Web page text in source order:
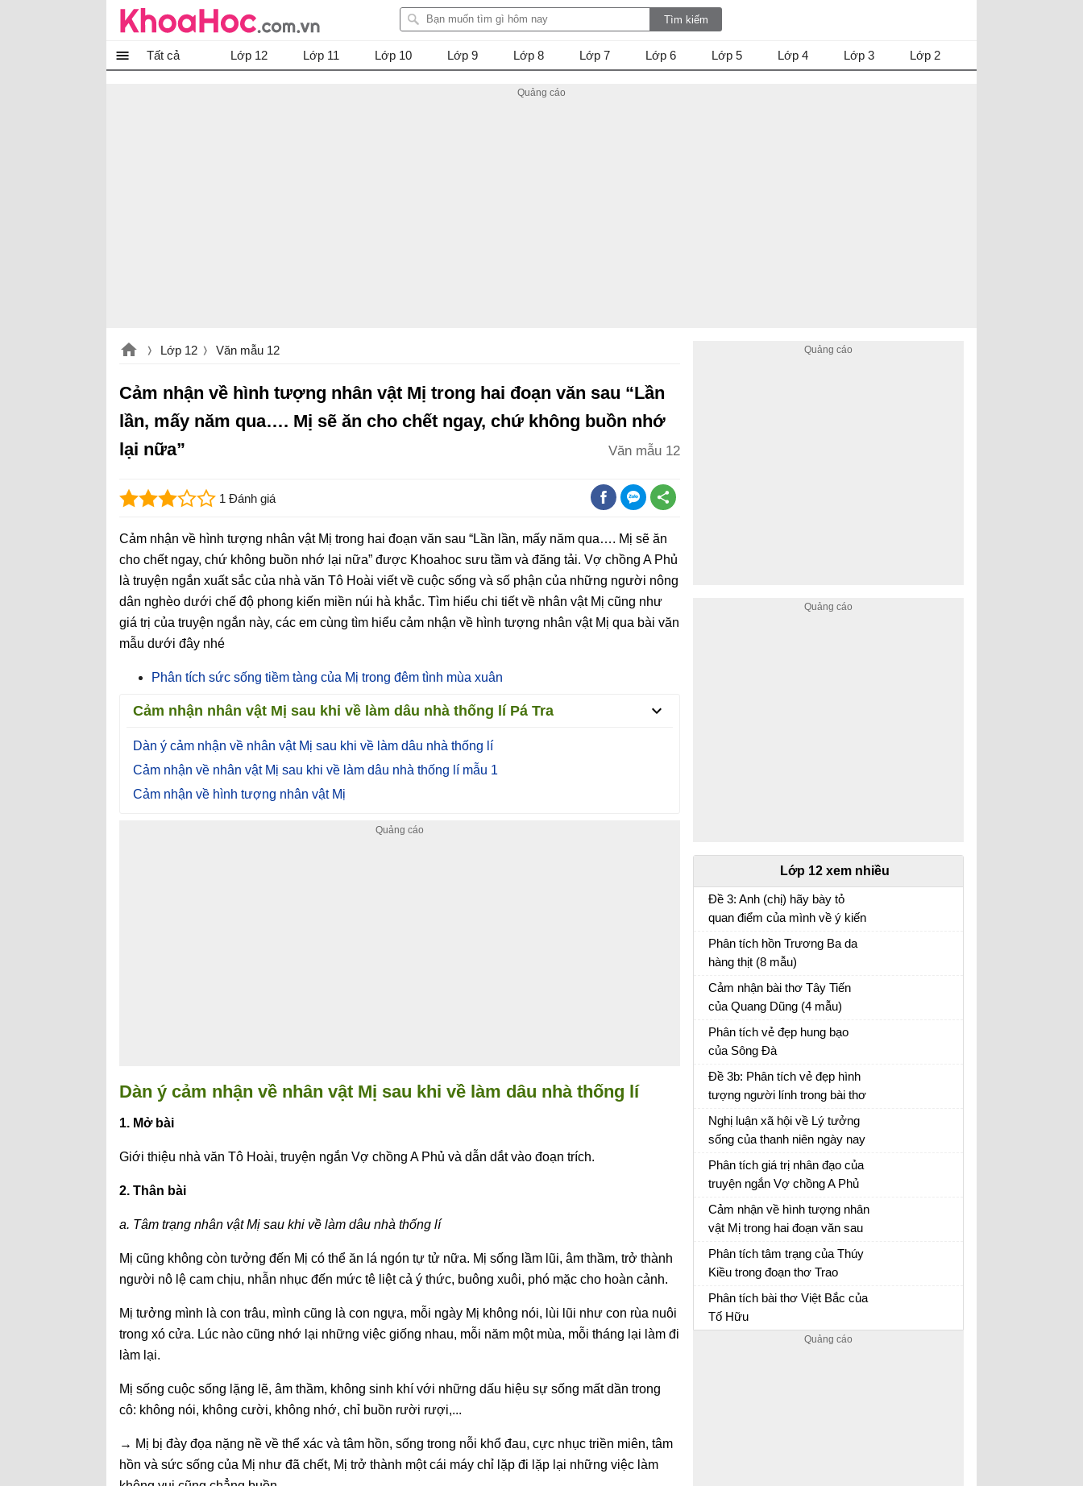
Tất cả Lớp 12 Lớp 11 Lớp 10 Lớp 9 Lớp 8 Lớp 7 Lớp 6 Lớp 5 Lớp 4 Lớp 3 Lớp 2
Lớp 12 Văn mẫu 12
Cảm nhận về hình tượng nhân vật Mị trong hai đoạn văn sau “Lần
lần, mấy năm qua…. Mị sẽ ăn cho chết ngay, chứ không buồn nhớ
lại nữa”
Văn mẫu 12
1 Đánh giá
Cảm nhận về hình tượng nhân vật Mị trong hai đoạn văn sau “Lần lần, mấy năm qua…. Mị sẽ ăn
cho chết ngay, chứ không buồn nhớ lại nữa” được Khoahoc sưu tầm và đăng tải. Vợ chồng A Phủ
là truyện ngắn xuất sắc của nhà văn Tô Hoài viết về cuộc sống và số phận của những người nông
dân nghèo dưới chế độ phong kiến miền núi hà khắc. Tìm hiểu chi tiết về nhân vật Mị cũng như
giá trị của truyện ngắn này, các em cùng tìm hiểu cảm nhận về hình tượng nhân vật Mị qua bài văn
mẫu dưới đây nhé
Phân tích sức sống tiềm tàng của Mị trong đêm tình mùa xuân
Cảm nhận nhân vật Mị sau khi về làm dâu nhà thống lí Pá Tra
Dàn ý cảm nhận về nhân vật Mị sau khi về làm dâu nhà thống lí
Cảm nhận về nhân vật Mị sau khi về làm dâu nhà thống lí mẫu 1
Cảm nhận về hình tượng nhân vật Mị
Dàn ý cảm nhận về nhân vật Mị sau khi về làm dâu nhà thống lí
1. Mở bài
Giới thiệu nhà văn Tô Hoài, truyện ngắn Vợ chồng A Phủ và dẫn dắt vào đoạn trích.
2. Thân bài
a. Tâm trạng nhân vật Mị sau khi về làm dâu nhà thống lí
Mị cũng không còn tưởng đến Mị có thể ăn lá ngón tự tử nữa. Mị sống lầm lũi, âm thầm, trở thành
người nô lệ cam chịu, nhẫn nhục đến mức tê liệt cả ý thức, buông xuôi, phó mặc cho hoàn cảnh.
Mị tưởng mình là con trâu, mình cũng là con ngựa, mỗi ngày Mị không nói, lùi lũi như con rùa nuôi
trong xó cửa. Lúc nào cũng nhớ lại những việc giống nhau, mỗi năm một mùa, mỗi tháng lại làm đi
làm lại.
Mị sống cuộc sống lặng lẽ, âm thầm, không sinh khí với những dấu hiệu sự sống mất dần trong
cô: không nói, không cười, không nhớ, chỉ buồn rười rượi,...
→ Mị bị đày đọa nặng nề về thể xác và tâm hồn, sống trong nỗi khổ đau, cực nhục triền miên, tâm
hồn và sức sống của Mị như đã chết, Mị trở thành một cái máy chỉ lặp đi lặp lại những việc làm
Lớp 12 xem nhiều
Đề 3: Anh (chị) hãy bày tỏ
quan điểm của mình về ý kiến
của nhà văn Pháp La-bơ-ruy-
e: “Khi một tác phẩm nâng cao
tinh thần ta lên và gợi cho ta
những tình cảm cao quý và
can đảm,...
Phân tích hồn Trương Ba da
hàng thịt (8 mẫu)
Phân tích bài hồn Trương Ba da hàng thịt - Văn
mẫu 12
Cảm nhận bài thơ Tây Tiến
của Quang Dũng (4 mẫu)
Cảm nhận Tây Tiến - Văn mẫu 12
Phân tích vẻ đẹp hung bạo
của Sông Đà
Văn mẫu 12
Đề 3b: Phân tích vẻ đẹp hình
tượng người lính trong bài thơ
Tây Tiến của Quang Dũng.
Nghị luận xã hội về Lý tưởng
sống của thanh niên ngày nay
Phân tích giá trị nhân đạo của
truyện ngắn Vợ chồng A Phủ
Vợ chồng A Phủ - Văn mẫu 12
Cảm nhận về hình tượng nhân
vật Mị trong hai đoạn văn sau
“Lần lần, mấy năm qua…. Mị
sẽ ăn cho chết ngay, chứ
không buồn nhớ lại nữa”
Văn mẫu 12
Phân tích tâm trạng của Thúy
Kiều trong đoạn thơ Trao
duyên
Phân tích bài Trao duyên
Phân tích bài thơ Việt Bắc của
Tố Hữu